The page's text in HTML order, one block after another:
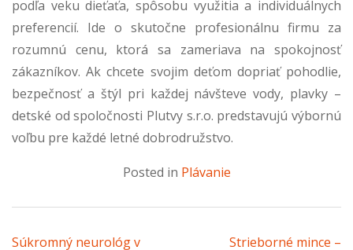
podľa veku dieťaťa, spôsobu využitia a individuálnych
preferencií. Ide o skutočne profesionálnu firmu za
rozumnú cenu, ktorá sa zameriava na spokojnosť
zákazníkov. Ak chcete svojim deťom dopriať pohodlie,
bezpečnosť a štýl pri každej návšteve vody, plavky –
detské od spoločnosti Plutvy s.r.o. predstavujú výbornú
voľbu pre každé letné dobrodružstvo.
Posted in Plávanie
Súkromný neurológ v
Strieborné mince –